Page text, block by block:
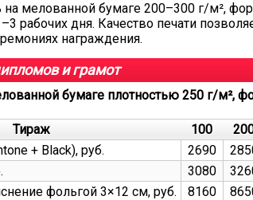
на мелованной бумаге 200–300 г/м²,
рабочих дня. Качество печати
награждения.
и грамот
бумаге плотностью 250 г/м²,
Тираж 100
+ Black), руб.
2690
3080
фольгой 3×12 см, руб.
8160